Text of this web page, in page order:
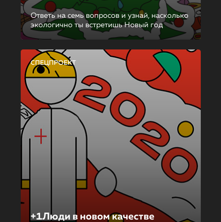
Ответь на семь вопросов и узнай, насколько
экологично ты встретишь Новый год
СПЕЦПРОЕКТ
+1Люди в новом качестве